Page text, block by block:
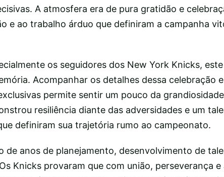
A atmosfera era de pura gratidão e
e ao trabalho árduo que definiram a campanha
os seguidores dos New York Knicks,
Acompanhar os detalhes dessa celebração
permite sentir um pouco da
resiliência diante das adversidades e um
definiram sua trajetória rumo ao campeonato.
de anos de planejamento, desenvolvimento de
Knicks provaram que com união, perseverança e